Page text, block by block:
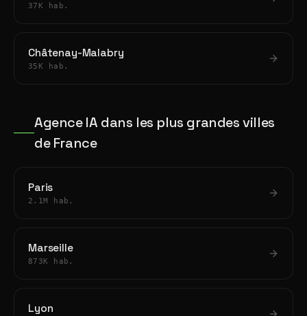
37K hab.
Châtenay-Malabry
35K hab.
Agence IA dans les plus grandes villes
de France
Paris
2.1M hab.
Marseille
873K hab.
Lyon